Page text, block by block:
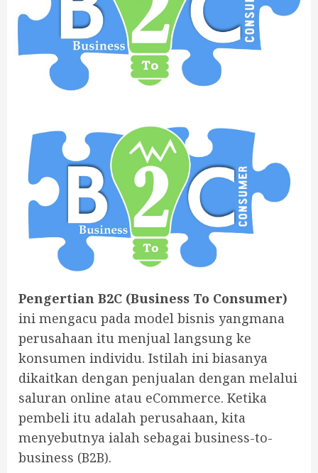
Pengertian B2C (Business To Consumer)
ini mengacu pada model bisnis yangmana
perusahaan itu menjual langsung ke
konsumen individu. Istilah ini biasanya
dikaitkan dengan penjualan dengan melalui
saluran online atau eCommerce. Ketika
pembeli itu adalah perusahaan, kita
menyebutnya ialah sebagai business-to-
business (B2B).